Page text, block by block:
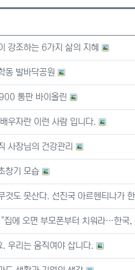
강조하는 6가지 삶의 지혜
동 발바닥공원
통판 바이올린
우자란 이런 사람 입니다.
사장님의 건강관리
창기 모습
것도 못산다. 선진국 아르헨티나가
집에 오면 부모폰부터 치워라…한국,
. 우리는 움직여야 삽니다.